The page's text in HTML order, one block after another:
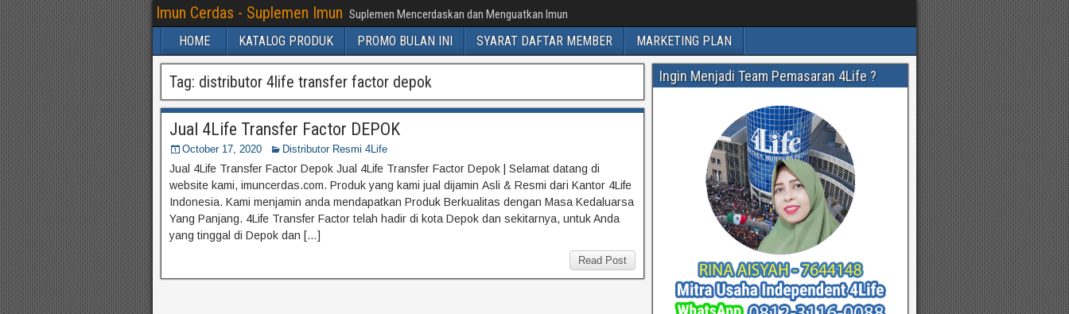
Imun Cerdas - Suplemen Imun Suplemen Mencerdaskan dan Menguatkan Imun
HOME KATALOG PRODUK PROMO BULAN INI SYARAT DAFTAR MEMBER MARKETING PLAN
Tag: distributor 4life transfer factor depok
Jual 4Life Transfer Factor DEPOK
October 17, 2020 Distributor Resmi 4Life
Jual 4Life Transfer Factor Depok Jual 4Life Transfer Factor Depok | Selamat datang di
website kami, imuncerdas.com. Produk yang kami jual dijamin Asli & Resmi dari Kantor 4Life
Indonesia. Kami menjamin anda mendapatkan Produk Berkualitas dengan Masa Kedaluarsa
Yang Panjang. 4Life Transfer Factor telah hadir di kota Depok dan sekitarnya, untuk Anda
yang tinggal di Depok dan […]
Read Post
Ingin Menjadi Team Pemasaran 4Life ?